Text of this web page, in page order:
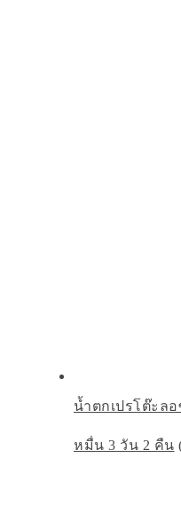
น้ำตกเปรโต๊ะล
หมื่น 3 วัน 2 คืน